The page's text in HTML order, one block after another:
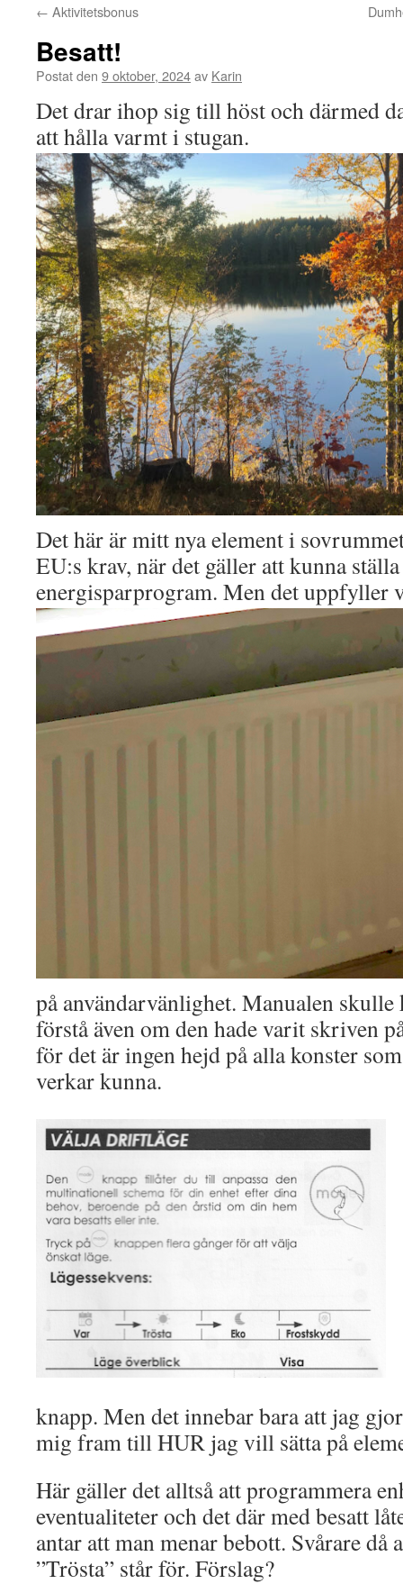
← Aktivitetsbonus
Besatt!
Postat den 9 oktober, 2024av Karin
Det drar ihop sig till höst och därmed
att hålla varmt i stugan.
Det här är mitt nya element i
EU:s krav, när det gäller att kunna
energisparprogram. Men det uppfyller
på användarvänlighet. Manualen skulle
förstå även om den hade varit skriven
för det är ingen hejd på alla konster
verkar kunna.
knapp. Men det innebar bara att jag
mig fram till HUR jag vill sätta på
Här gäller det alltså att programmera
eventualiteter och det där med besatt
antar att man menar bebott. Svårare då
”Trösta” står för. Förslag?